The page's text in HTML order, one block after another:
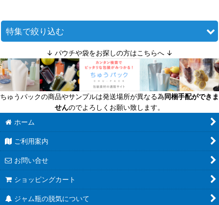
並び順 :
絞り込む
特集で絞り込む
迷ったら定番商品！
送料無料商品
超軽量瓶
六角びん
八角びん
角びん全て
マヨネーズびん
↓ パウチや袋をお探しの方はこちらへ ↓
ちゅうパックの商品やサンプルは発送場所が異なる為同梱手配ができま
せんのでよろしくお願い致します。
ホーム
ご利用案内
お問い合せ
ショッピングカート
ジャム瓶の脱気について